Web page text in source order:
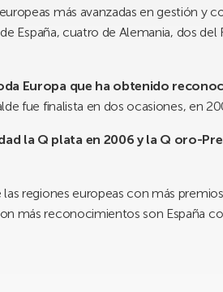
más avanzadas en gestión y
España, cuatro de Alemania, dos
Europa que ha obtenido
fue finalista en dos ocasiones, en
la Q plata en 2006 y la Q oro-
regiones europeas con más
más reconocimientos son España